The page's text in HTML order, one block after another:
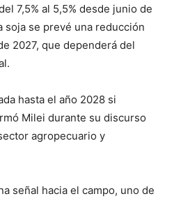
7,5% al 5,5% desde junio de
soja se prevé una reducción
2027, que dependerá del
hasta el año 2028 si
Milei durante su discurso
agropecuario y
señal hacia el campo, uno de